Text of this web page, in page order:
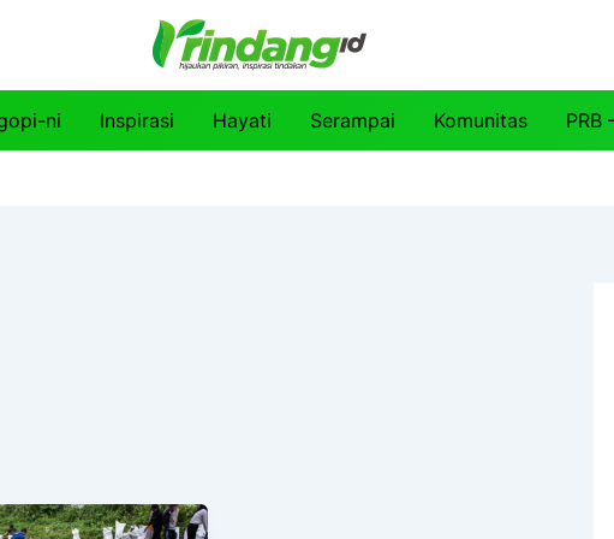
ni Inspirasi Hayati Serampai Komunitas PRB